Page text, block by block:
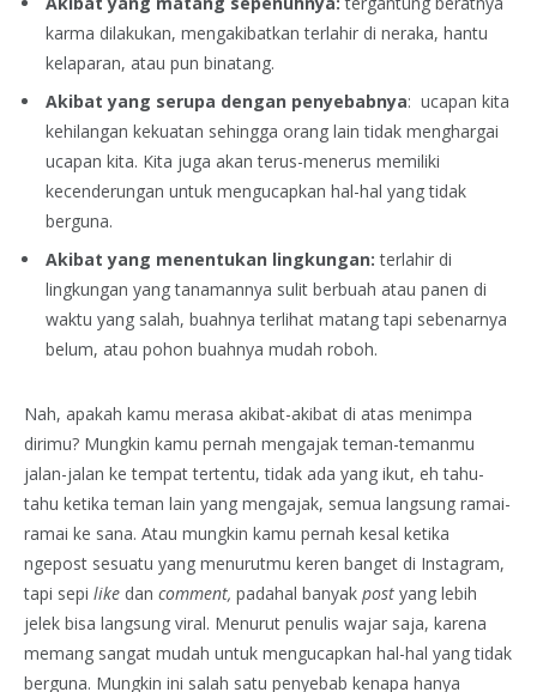
karma dilakukan, mengakibatkan terlahir di neraka, hantu
kelaparan, atau pun binatang.
Akibat yang serupa dengan penyebabnya: ucapan kita
kehilangan kekuatan sehingga orang lain tidak menghargai
ucapan kita. Kita juga akan terus-menerus memiliki
kecenderungan untuk mengucapkan hal-hal yang tidak
berguna.
Akibat yang menentukan lingkungan: terlahir di
lingkungan yang tanamannya sulit berbuah atau panen di
waktu yang salah, buahnya terlihat matang tapi sebenarnya
belum, atau pohon buahnya mudah roboh.
Nah, apakah kamu merasa akibat-akibat di atas menimpa
dirimu? Mungkin kamu pernah mengajak teman-temanmu
jalan-jalan ke tempat tertentu, tidak ada yang ikut, eh tahu-
tahu ketika teman lain yang mengajak, semua langsung ramai-
ramai ke sana. Atau mungkin kamu pernah kesal ketika
ngepost sesuatu yang menurutmu keren banget di Instagram,
tapi sepi like dan comment, padahal banyak post yang lebih
jelek bisa langsung viral. Menurut penulis wajar saja, karena
memang sangat mudah untuk mengucapkan hal-hal yang tidak
berguna. Mungkin ini salah satu penyebab kenapa hanya